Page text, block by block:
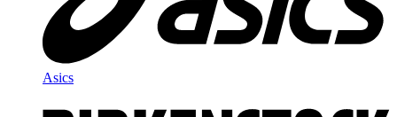
Asics